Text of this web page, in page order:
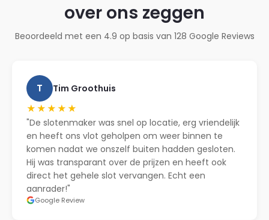
over ons zeggen
Beoordeeld met een 4.9 op basis van 128 Google Reviews
T Tim Groothuis
★★★★★
"De slotenmaker was snel op locatie, erg vriendelijk
en heeft ons vlot geholpen om weer binnen te
komen nadat we onszelf buiten hadden gesloten.
Hij was transparant over de prijzen en heeft ook
direct het gehele slot vervangen. Echt een
aanrader!"
Google Review